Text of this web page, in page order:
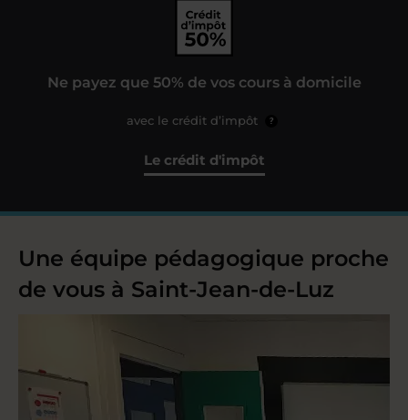
Ne payez que 50% de vos cours à domicile
avec le crédit d’impôt ?
Le crédit d'impôt
Une équipe pédagogique proche
de vous à Saint-Jean-de-Luz